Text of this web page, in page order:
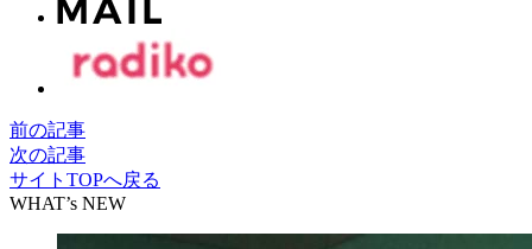
前の記事
次の記事
サイトTOPへ戻る
WHAT’s NEW